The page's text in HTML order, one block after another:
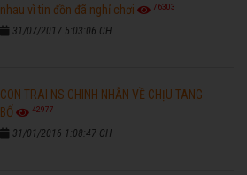
nhau vì tin đồn đã nghỉ chơi
76303
31/07/2017 5:03:06 CH
CON TRAI NS CHINH NHẪN VỀ CHỊU TANG
BỐ
42977
31/01/2016 1:08:47 CH